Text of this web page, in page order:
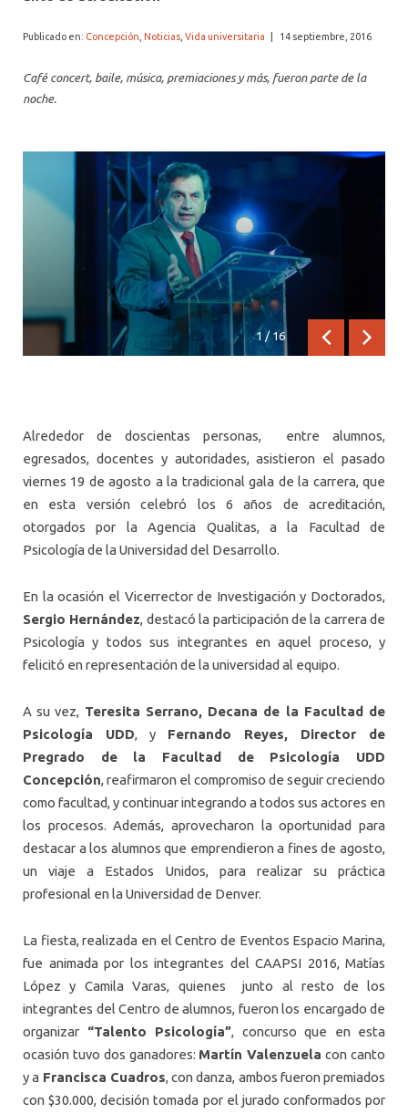
SERVICIO DE PSICOLOGÍA INTEGRAL
Publicado en: Concepción Noticias Vida universitaria 14 septiembre, 2016
Café concert, baile, música, premiaciones y más, fueron parte de la
noche.
1 / 16
Anterior
Alrededor de doscientas personas, entre alumnos,
egresados, docentes y autoridades, asistieron el pasado
viernes 19 de agosto a la tradicional gala de la carrera, que
en esta versión celebró los 6 años de acreditación,
otorgados por la Agencia Qualitas, a la Facultad de
Psicología de la Universidad del Desarrollo.
En la ocasión el Vicerrector de Investigación y Doctorados,
Sergio Hernández, destacó la participación de la carrera de
Psicología y todos sus integrantes en aquel proceso, y
felicitó en representación de la universidad al equipo.
A su vez, Teresita Serrano, Decana de la Facultad de
Psicología UDD, y Fernando Reyes, Director de
Pregrado de la Facultad de Psicología UDD
Concepción, reafirmaron el compromiso de seguir creciendo
como facultad, y continuar integrando a todos sus actores en
los procesos. Además, aprovecharon la oportunidad para
destacar a los alumnos que emprendieron a fines de agosto,
un viaje a Estados Unidos, para realizar su práctica
profesional en la Universidad de Denver.
La fiesta, realizada en el Centro de Eventos Espacio Marina,
fue animada por los integrantes del CAAPSI 2016, Matías
López y Camila Varas, quienes junto al resto de los
integrantes del Centro de alumnos, fueron los encargado de
organizar “Talento Psicología”, concurso que en esta
ocasión tuvo dos ganadores: Martín Valenzuela con canto
y a Francisca Cuadros, con danza, ambos fueron premiados
con $30.000, decisión tomada por el jurado conformados por